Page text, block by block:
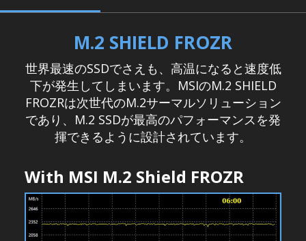
M.2 SHIELD FROZR
世界最速のSSDでさえも、高温になると速度低
下が発生してしまいます。MSIのM.2 SHIELD
FROZRは次世代のM.2サーマルソリューション
であり、M.2 SSDが最高のパフォーマンスを発
揮できるように設計されています。
With MSI M.2 Shield FROZR